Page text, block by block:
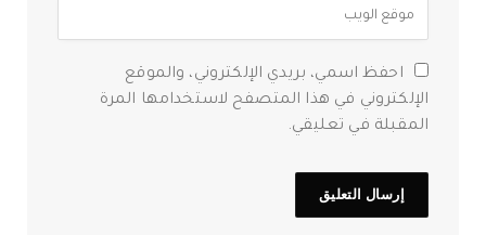
احفظ اسمي، بريدي الإلكتروني، والموقع
الإلكتروني في هذا المتصفح لاستخدامها المرة
المقبلة في تعليقي.